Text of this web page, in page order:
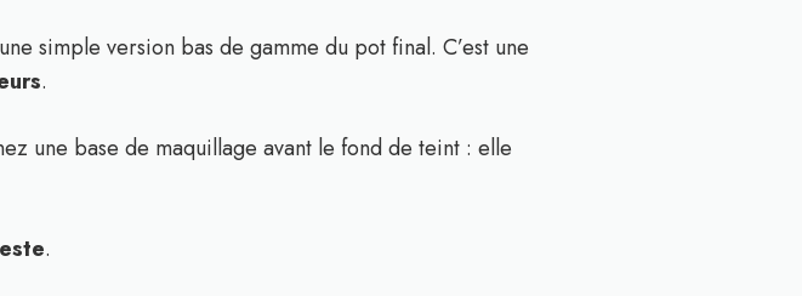
simple version bas de gamme du pot final. C’est une
.
une base de maquillage avant le fond de teint : elle
.